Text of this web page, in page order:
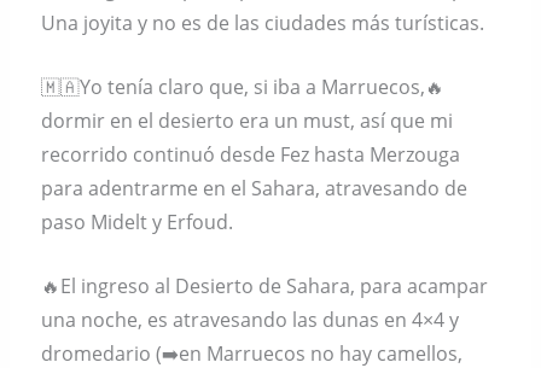
Una joyita y no es de las ciudades más turísticas.
🇲🇦Yo tenía claro que, si iba a Marruecos,🔥
dormir en el desierto era un must, así que mi
recorrido continuó desde Fez hasta Merzouga
para adentrarme en el Sahara, atravesando de
paso Midelt y Erfoud.
🔥El ingreso al Desierto de Sahara, para acampar
una noche, es atravesando las dunas en 4×4 y
dromedario (➡️en Marruecos no hay camellos,